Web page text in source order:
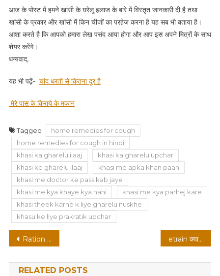
आज के पोस्ट में हमने खांसी के घरेलू इलाज के बारे में विस्तृत जानकारी दी है तथा
खांसी के प्रकार और खांसी में किन चीजों का परहेज करना है यह सब भी बताया है।
आशा करते है कि आपको हमारा लेख पसंद आया होगा और आप इस अपने मित्रों के साथ
शेयर करेंगे।
धन्यवाद,
यह भी पढ़ें- चांद धरती से कितना दूर है
मेरे पास के किराये के मकान
Tagged
home remedies for cough
home remedies for cough in hindi
khasi ka gharelu ilaaj
khasi ka gharelu upchar
khasi ke gharelu ilaaj
khasi me apka khan paan
khasi me doctor ke pass kab jaye
khasi me kya khaye kya nahi
khasi me kya parhej kare
khasi theek karne k liye gharelu nuskhe
khasu ke liye prakratik upchar
Post
navigation
Ration card apply online delhi etrain क्या है ?
RELATED POSTS